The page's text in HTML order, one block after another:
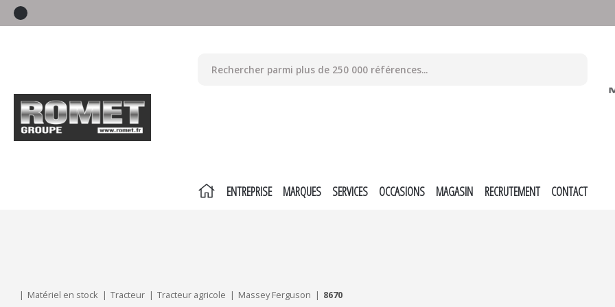
ENTREPRISE MARQUES SERVICES OCCASIONS MAGASIN RECRUTEMENT CONTACT
Matériel en stock Tracteur Tracteur agricole Massey Ferguson 8670